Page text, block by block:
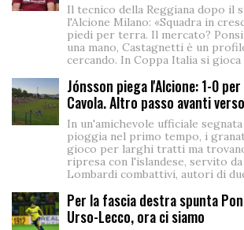
Il tecnico della Reggiana dopo il
l'Alcione Milano: «Squadra in
piedi per terra. Il mercato? Ponsi
una mano, Castagnetti è un
cercando. In Coppa Italia si
Jónsson piega l'Alcione: 1-0
Cavola. Altro passo avanti
In un'amichevole ufficiale
pioggia nel primo tempo, i
gioco per larghi tratti ma
ripresa con l'islandese, servito
Lombardi combattivi, autori di
Per la fascia destra spunta
Urso-Lecco, ora ci siamo